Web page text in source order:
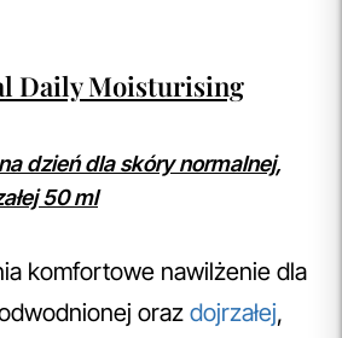
Daily Moisturising
dzień dla skóry normalnej,
50 ml
komfortowe nawilżenie dla
oraz dojrzałej,